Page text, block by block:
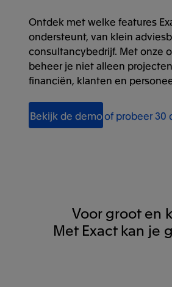
Ontdek met welke features
ondersteunt, van klein
consultancybedrijf. Met onze
beheer je niet alleen
financiën, klanten en
Bekijk de demoof probeer 30
Voor groot en
Met Exact kan je